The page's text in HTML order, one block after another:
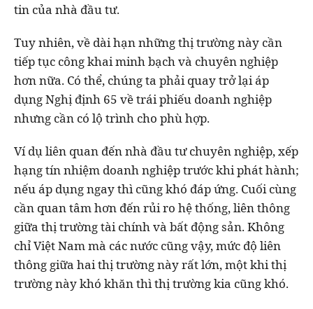
tin của nhà đầu tư.
Tuy nhiên, về dài hạn những thị trường này cần
tiếp tục công khai minh bạch và chuyên nghiệp
hơn nữa. Có thể, chúng ta phải quay trở lại áp
dụng Nghị định 65 về trái phiếu doanh nghiệp
nhưng cần có lộ trình cho phù hợp.
Ví dụ liên quan đến nhà đầu tư chuyên nghiệp, xếp
hạng tín nhiệm doanh nghiệp trước khi phát hành;
nếu áp dụng ngay thì cũng khó đáp ứng. Cuối cùng
cần quan tâm hơn đến rủi ro hệ thống, liên thông
giữa thị trường tài chính và bất động sản. Không
chỉ Việt Nam mà các nước cũng vậy, mức độ liên
thông giữa hai thị trường này rất lớn, một khi thị
trường này khó khăn thì thị trường kia cũng khó.